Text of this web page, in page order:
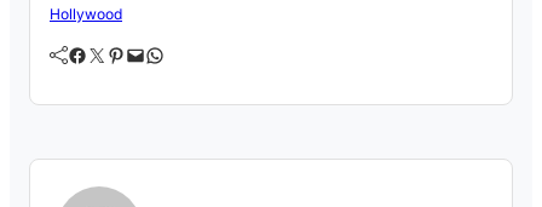
Hollywood
Facebook Twitter Pinterest Mail WhatsApp